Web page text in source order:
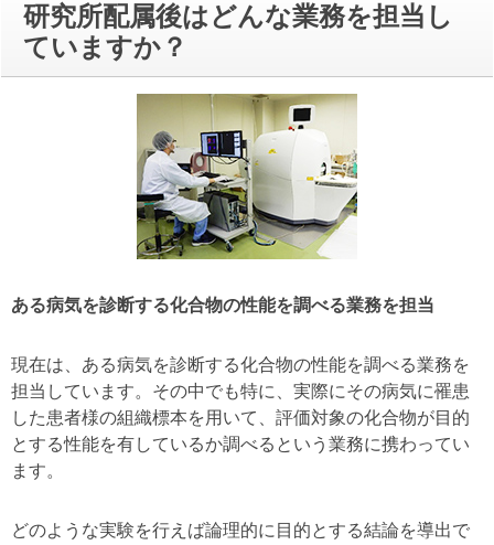
研究所配属後はどんな業務を担当し
ていますか？
ある病気を診断する化合物の性能を調べる業務を担当
現在は、ある病気を診断する化合物の性能を調べる業務を
担当しています。その中でも特に、実際にその病気に罹患
した患者様の組織標本を用いて、評価対象の化合物が目的
とする性能を有しているか調べるという業務に携わってい
ます。
どのような実験を行えば論理的に目的とする結論を導出で